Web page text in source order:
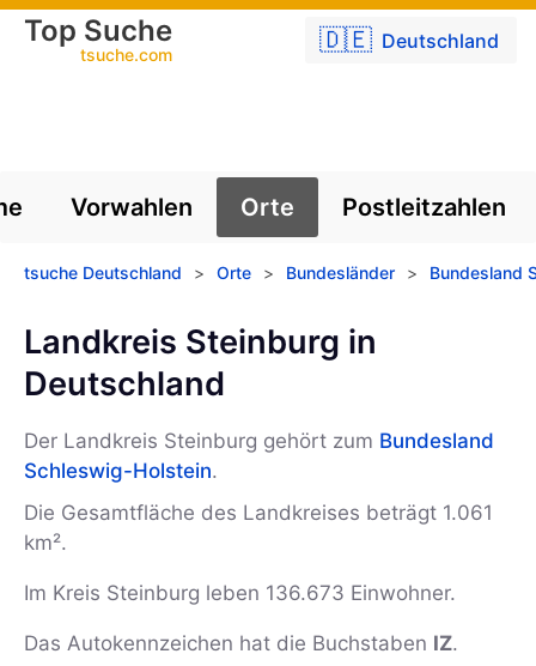
🇩🇪 Deutschland
Top Suche
tsuche.com
Vorwahlen Orte Postleitzahlen
tsuche Deutschland > Orte > Bundesländer > Bundesland
Landkreis Steinburg in
Deutschland
Der Landkreis Steinburg gehört zum Bundesland
Schleswig-Holstein.
Die Gesamtfläche des Landkreises beträgt 1.061
km².
Im Kreis Steinburg leben 136.673 Einwohner.
Das Autokennzeichen hat die Buchstaben IZ.